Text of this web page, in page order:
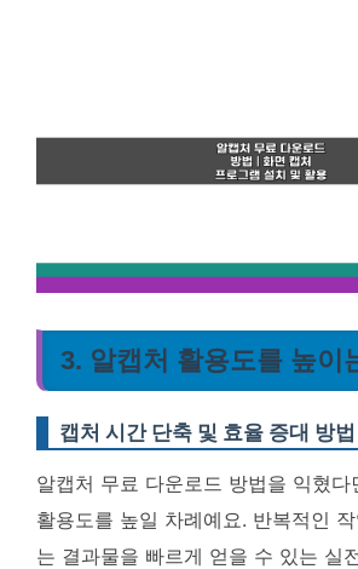
3. 알캡처 활용도를 높이
캡처 시간 단축 및 효율 증대 방법
알캡처 무료 다운로드 방법을 익혔다
활용도를 높일 차례예요. 반복적인
는 결과물을 빠르게 얻을 수 있는 실